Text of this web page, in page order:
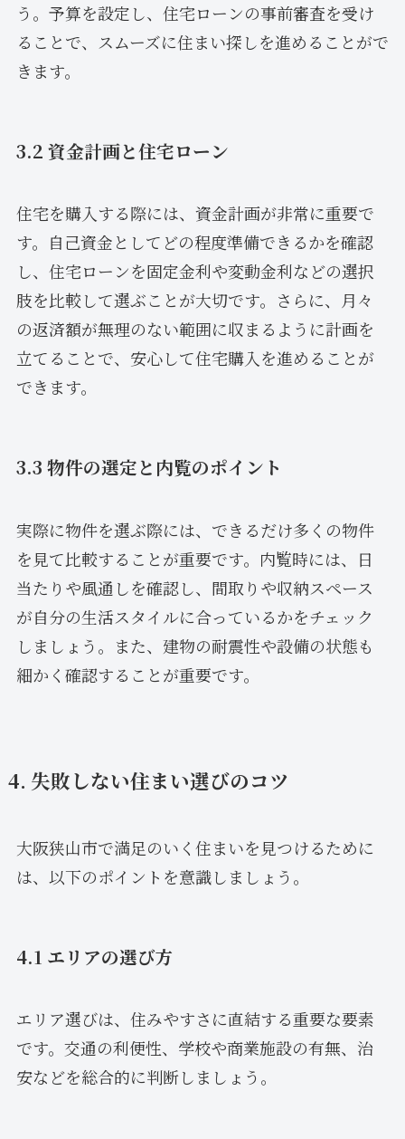
う。予算を設定し、住宅ローンの事前審査を受け
ることで、スムーズに住まい探しを進めることがで
きます。
3.2 資金計画と住宅ローン
住宅を購入する際には、資金計画が非常に重要で
す。自己資金としてどの程度準備できるかを確認
し、住宅ローンを固定金利や変動金利などの選択
肢を比較して選ぶことが大切です。さらに、月々
の返済額が無理のない範囲に収まるように計画を
立てることで、安心して住宅購入を進めることが
できます。
3.3 物件の選定と内覧のポイント
実際に物件を選ぶ際には、できるだけ多くの物件
を見て比較することが重要です。内覧時には、日
当たりや風通しを確認し、間取りや収納スペース
が自分の生活スタイルに合っているかをチェック
しましょう。また、建物の耐震性や設備の状態も
細かく確認することが重要です。
4. 失敗しない住まい選びのコツ
大阪狭山市で満足のいく住まいを見つけるために
は、以下のポイントを意識しましょう。
4.1 エリアの選び方
エリア選びは、住みやすさに直結する重要な要素
です。交通の利便性、学校や商業施設の有無、治
安などを総合的に判断しましょう。